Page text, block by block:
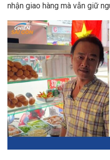
nhận giao hàng mà vẫn giữ